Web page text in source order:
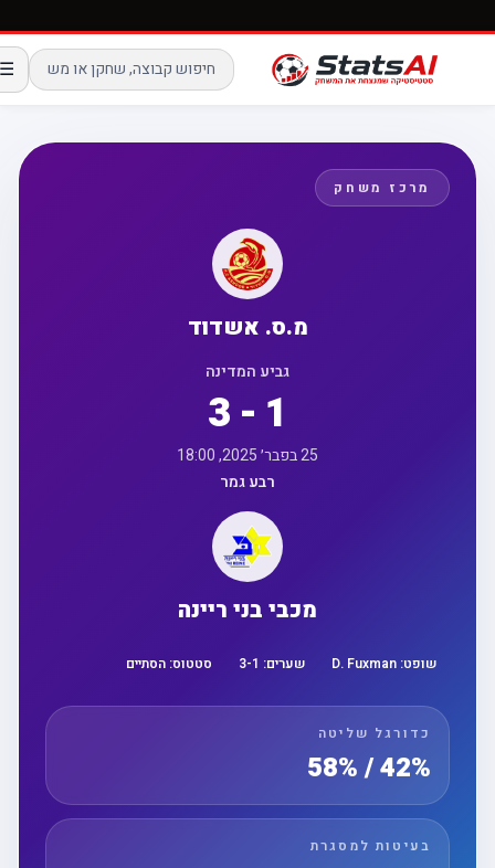
☰
מרכז משחק
מ.ס. אשדוד
גביע המדינה
3 - 1
25 בפבר׳ 2025, 18:00
רבע גמר
מכבי בני ריינה
שופט:D. Fuxman שערים: 3 -1 סטטוס:הסתיים
כדורגל שליטה
42% / 58%
בעיטות למסגרת